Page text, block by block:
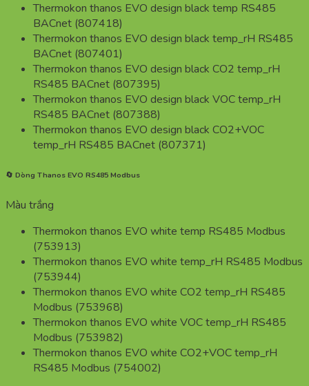
Thermokon thanos EVO design black temp RS485
BACnet (807418)
Thermokon thanos EVO design black temp_rH RS485
BACnet (807401)
Thermokon thanos EVO design black CO2 temp_rH
RS485 BACnet (807395)
Thermokon thanos EVO design black VOC temp_rH
RS485 BACnet (807388)
Thermokon thanos EVO design black CO2+VOC
temp_rH RS485 BACnet (807371)
🔄 Dòng Thanos EVO RS485 Modbus
Màu trắng
Thermokon thanos EVO white temp RS485 Modbus
(753913)
Thermokon thanos EVO white temp_rH RS485 Modbus
(753944)
Thermokon thanos EVO white CO2 temp_rH RS485
Modbus (753968)
Thermokon thanos EVO white VOC temp_rH RS485
Modbus (753982)
Thermokon thanos EVO white CO2+VOC temp_rH
RS485 Modbus (754002)